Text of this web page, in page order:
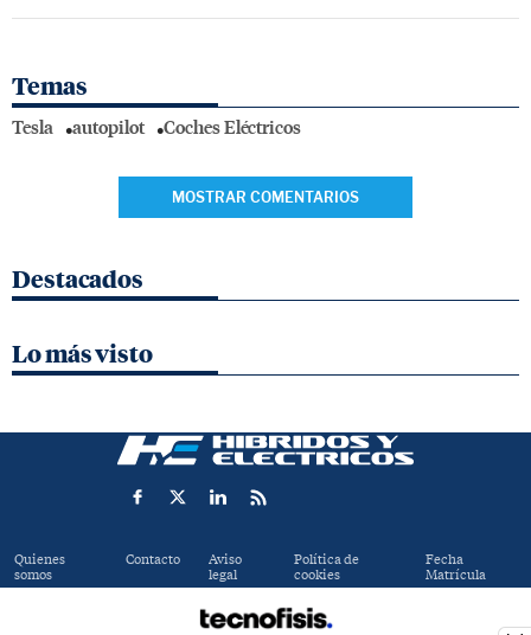
Temas
Tesla autopilot Coches Eléctricos
MOSTRAR COMENTARIOS
Destacados
Lo más visto
Quienes
somos
Contacto Aviso
legal
Política de
cookies
Fecha
Matrícula